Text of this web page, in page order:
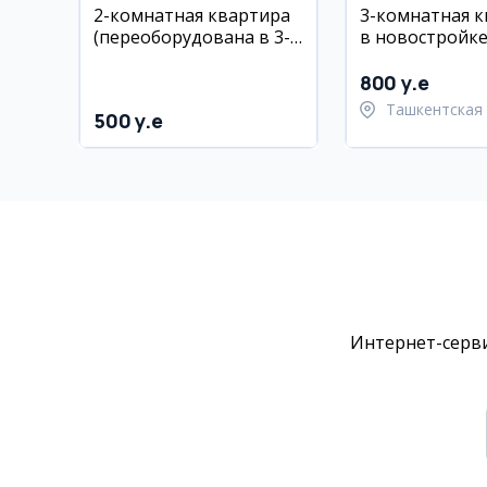
2-комнатная квартира
(переоборудована в 3-
500 y.e
3-комнатная
в
Махтумкули
800 y.e
Интернет-